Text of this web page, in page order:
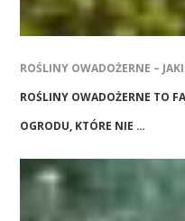
ROŚLINY OWADOŻERNE –
ROŚLINY OWADOŻERNE TO
OGRODU, KTÓRE NIE …